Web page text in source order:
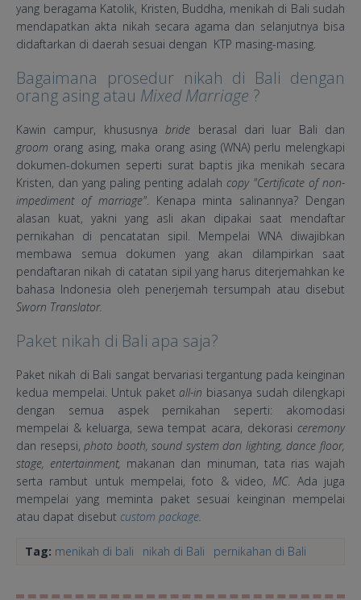
yang beragama Katolik, Kristen, Buddha, menikah di Bali sudah
mendapatkan akta nikah secara agama dan selanjutnya bisa
didaftarkan di daerah sesuai dengan KTP masing-masing.
Bagaimana prosedur nikah di Bali dengan
orang asing atau Mixed Marriage ?
Kawin campur, khususnyabride berasal dari luar Bali dan
groom orang asing, maka orang asing (WNA) perlu melengkapi
dokumen-dokumen seperti surat baptis jika menikah secara
Kristen, dan yang paling penting adalah copy "Certificate of non-
impediment of marriage". Kenapa minta salinannya? Dengan
alasan kuat, yakni yang asli akan dipakai saat mendaftar
pernikahan di pencatatan sipil. Mempelai WNA diwajibkan
membawa semua dokumen yang akan dilampirkan saat
pendaftaran nikah di catatan sipil yang harus diterjemahkan ke
bahasa Indonesia oleh penerjemah tersumpah atau disebut
Sworn Translator.
Paket nikah di Bali apa saja?
Paket nikah di Bali sangat bervariasi tergantung pada keinginan
kedua mempelai. Untuk paketall-in biasanya sudah dilengkapi
dengan semua aspek pernikahan seperti: akomodasi
mempelai & keluarga, sewa tempat acara, dekorasi ceremony
dan resepsi, photo booth, sound system dan lighting, dance floor,
stage, entertainment, makanan dan minuman, tata rias wajah
serta rambut untuk mempelai, foto & video,MC. Ada juga
mempelai yang meminta paket sesuai keinginan mempelai
atau dapat disebut custom package.
Tag: menikah di bali nikah di Bali pernikahan di Bali